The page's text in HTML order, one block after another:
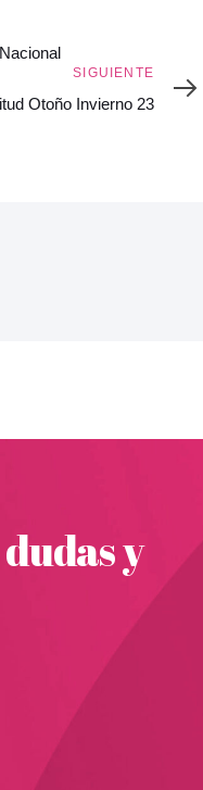
SIGUIENTE
Otoño Invierno 23
y